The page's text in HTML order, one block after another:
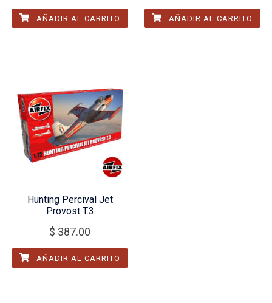
AÑADIR AL CARRITO AÑADIR AL CARRITO
Hunting Percival Jet
Provost T.3
$ 387.00
AÑADIR AL CARRITO